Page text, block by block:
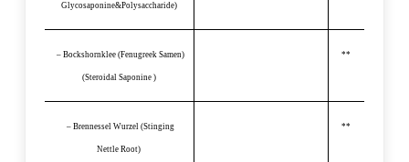
Glycosaponine&Polysaccharide)
– Bockshornklee (Fenugreek Samen)
(Steroidal Saponine )
**
– Brennessel Wurzel (Stinging
Nettle Root)
**